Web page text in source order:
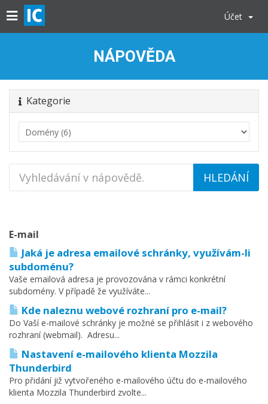
Účet
NÁPOVĚDA
Kategorie
E-mail
Jaká je adresa emailové schránky, využívám-li
subdoménu?
Vaše emailová adresa je provozována v rámci konkrétní
subdomény. V případě že využíváte...
Kde naleznu webové rozhraní pro e-mail?
Do Vaší e-mailové schránky je možné se přihlásit i z webového
rozhraní (webmail). Adresu...
Nastavení e-mailového klienta Mozzila
Thunderbird
Pro přidání již vytvořeného e-mailového účtu do e-mailového
klienta Mozzila Thunderbird zvolte...